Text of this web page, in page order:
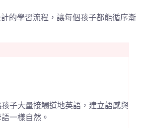
的學習流程，讓每個孩子都能循序漸
子大量接觸道地英語，建立語感與
一樣自然。